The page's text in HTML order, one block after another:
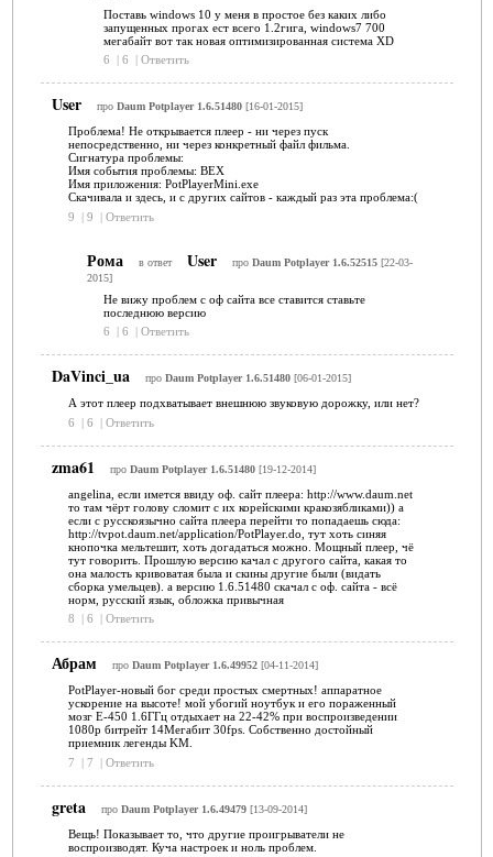
Поставь windows 10 у меня в простое без каких либо
запущенных прогах ест всего 1.2гига, windows7 700
мегабайт вот так новая оптимизированная система XD
6
| 6 | Ответить
User про Daum Potplayer 1.6.51480[16-01-2015]
Проблема! Не открывается плеер - ни через пуск
непосредственно, ни через конкретный файл фильма.
Сигнатура проблемы:
Имя события проблемы: BEX
Имя приложения: PotPlayerMini.exe
Скачивала и здесь, и с других сайтов - каждый раз эта проблема:(
9
| 9 | Ответить
Рома в ответ User про Daum Potplayer 1.6.52515[22-03-
2015]
Не вижу проблем с оф сайта все ставится ставьте
последнюю версию
6
| 6 | Ответить
DaVinci_ua про Daum Potplayer 1.6.51480[06-01-2015]
А этот плеер подхватывает внешнюю звуковую дорожку, или нет?
6
| 6 | Ответить
zma61 про Daum Potplayer 1.6.51480[19-12-2014]
angelina, если имется ввиду оф. сайт плеера: http://www.daum.net
то там чёрт голову сломит с их корейскими кракозябликами)) а
если с русскоязычно сайта плеера перейти то попадаешь сюда:
http://tvpot.daum.net/application/PotPlayer.do, тут хоть синяя
кнопочка мельтешит, хоть догадаться можно. Мощный плеер, чё
тут говорить. Прошлую версию качал с другого сайта, какая то
она малость кривоватая была и скины другие были (видать
сборка умельцев). а версию 1.6.51480 скачал с оф. сайта - всё
норм, русский язык, обложка привычная
8
| 6 | Ответить
Абрам про Daum Potplayer 1.6.49952[04-11-2014]
PotPlayer-новый бог среди простых смертных! аппаратное
ускорение на высоте! мой убогий ноутбук и его пораженный
мозг E-450 1.6ГГц отдыхает на 22-42% при воспроизведении
1080p битрейт 14Мегабит 30fps. Собственно достойный
приемник легенды KM.
7
| 7 | Ответить
greta про Daum Potplayer 1.6.49479[13-09-2014]
Вещь! Показывает то, что другие проигрыватели не
воспроизводят. Куча настроек и ноль проблем.